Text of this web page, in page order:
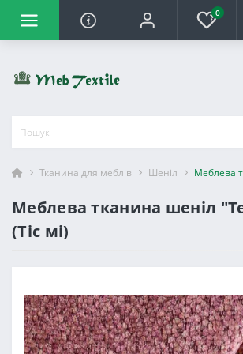
0
Тканина для меблів Шеніл Меблева
Меблева тканина шеніл
(Тіс мі)